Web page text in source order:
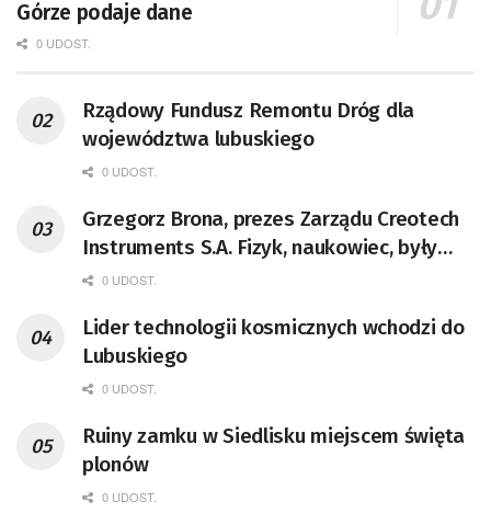
Górze podaje dane
0 UDOST.
Rządowy Fundusz Remontu Dróg dla
województwa lubuskiego
0 UDOST.
Grzegorz Brona, prezes Zarządu Creotech
Instruments S.A. Fizyk, naukowiec, były
pracownik CERN w Genewie,
doktor habilitowany nauk fizycznych,
koordynator Rady Sektorowej ds.
Kompetencji Przemysłu Lotniczo-
Badań Kosmicznych i Satelitarnych PAN.
0 UDOST.
Lider technologii kosmicznych wchodzi do
Lubuskiego
0 UDOST.
Ruiny zamku w Siedlisku miejscem święta
plonów
0 UDOST.